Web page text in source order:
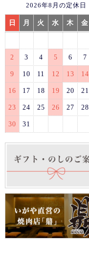
2026年8月の定休日
日 月 火 水 木 金
2 3 4 5 6 7
9 10 11 12 13 14
16 17 18 19 20 21
23 24 25 26 27 28
30 31